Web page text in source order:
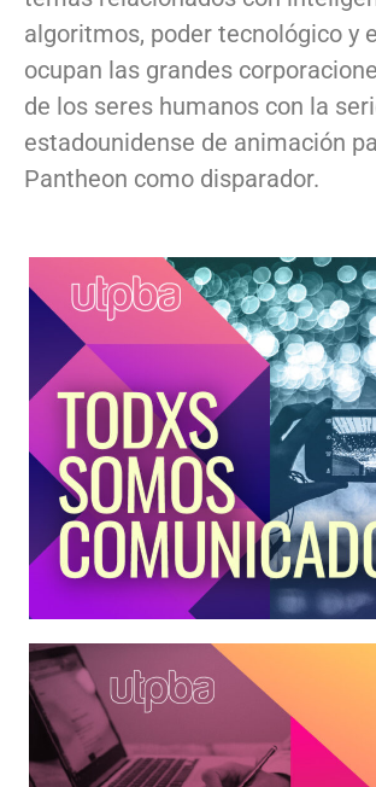
algoritmos, poder tecnológico y
ocupan las grandes
de los seres humanos con la
estadounidense de animación
Pantheon como disparador.